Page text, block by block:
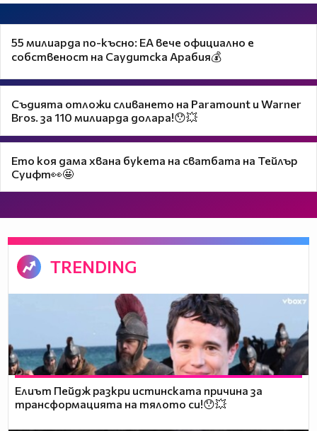
55 милиарда по-късно: EA вече официално е
собственост на Саудитска Арабия💰
Съдията отложи сливането на Paramount и Warner
Bros. за 110 милиарда долара!😯💥
Ето коя дама хвана букета на сватбата на Тейлър
Суифт👀🤩
TRENDING
Елиът Пейдж разкри истинската причина за
трансформацията на тялото си!😯💥